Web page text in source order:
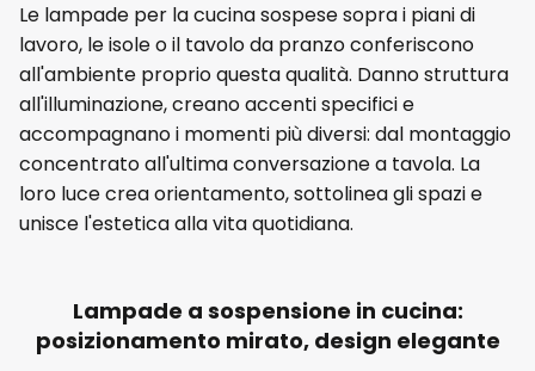
Le lampade per la cucina sospese sopra i piani di
lavoro, le isole o il tavolo da pranzo conferiscono
all'ambiente proprio questa qualità. Danno struttura
all'illuminazione, creano accenti specifici e
accompagnano i momenti più diversi: dal montaggio
concentrato all'ultima conversazione a tavola. La
loro luce crea orientamento, sottolinea gli spazi e
unisce l'estetica alla vita quotidiana.
Lampade a sospensione in cucina:
posizionamento mirato, design elegante